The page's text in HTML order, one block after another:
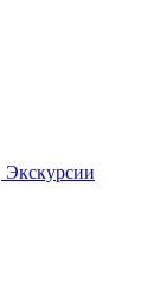
Экскурсии